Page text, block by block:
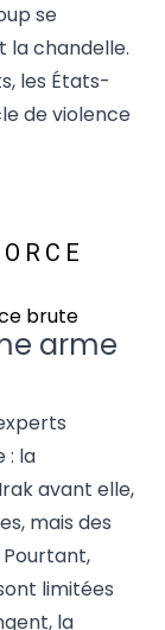
se
la chandelle.
les États-
de violence
arme
: la
avant elle,
mais des
limitées
la